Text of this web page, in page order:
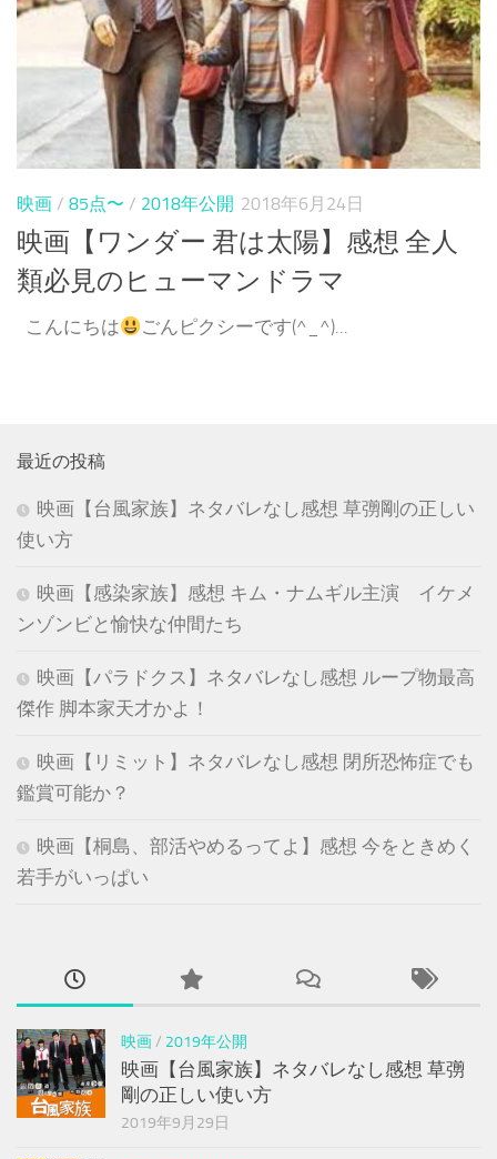
映画 / 85点〜 / 2018年公開 2018年6月24日
映画【ワンダー 君は太陽】感想 全人
類必見のヒューマンドラマ
こんにちは ごんピクシーです(^_^)...
最近の投稿
映画【台風家族】ネタバレなし感想 草彅剛の正しい
使い方
映画【感染家族】感想 キム・ナムギル主演 イケメ
ンゾンビと愉快な仲間たち
映画【パラドクス】ネタバレなし感想 ループ物最高
傑作 脚本家天才かよ！
映画【リミット】ネタバレなし感想 閉所恐怖症でも
鑑賞可能か？
映画【桐島、部活やめるってよ】感想 今をときめく
若手がいっぱい
映画/ 2019年公開
映画【台風家族】ネタバレなし感想 草彅
剛の正しい使い方
2019年9月29日